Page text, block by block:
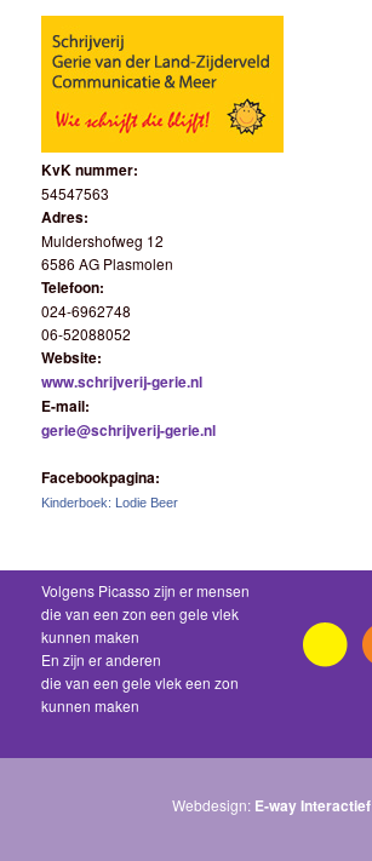
KvK nummer:
54547563
Adres:
Muldershofweg 12
6586 AG Plasmolen
Telefoon:
024-6962748
06-52088052
Website:
www.schrijverij-gerie.nl
E-mail:
gerie@schrijverij-gerie.nl
Facebookpagina:
Kinderboek: Lodie Beer
Volgens Picasso zijn er mensen
die van een zon een gele vlek
kunnen maken
En zijn er anderen
die van een gele vlek een zon
kunnen maken
Webdesign: E-way Interactief